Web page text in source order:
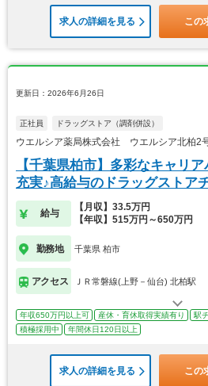
求人の詳細を見る この
更新日：2026年6月26日
正社員 ドラッグストア（調剤併設）
ウエルシア薬局株式会社 ウエルシア北柏2
【千葉県柏市】多彩なキャリ
充実♪高給与のドラッグストア
給与
【月収】33.5万円
【年収】515万円～650万円
勤務地 千葉県 柏市
アクセス ＪＲ常磐線(上野－仙台) 北柏駅
年収650万円以上可 産休・育休取得実績有り 駅
積極採用中
年間休日120日以上
求人の詳細を見る この